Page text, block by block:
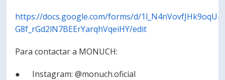
https://docs.google.com/forms/d/1l_N4nVovfJHk9oqU-
G8f_rGd2lN7BEErYarqhVqeiHY/edit
Para contactar a MONUCH:
● Instagram: @monuch.oficial